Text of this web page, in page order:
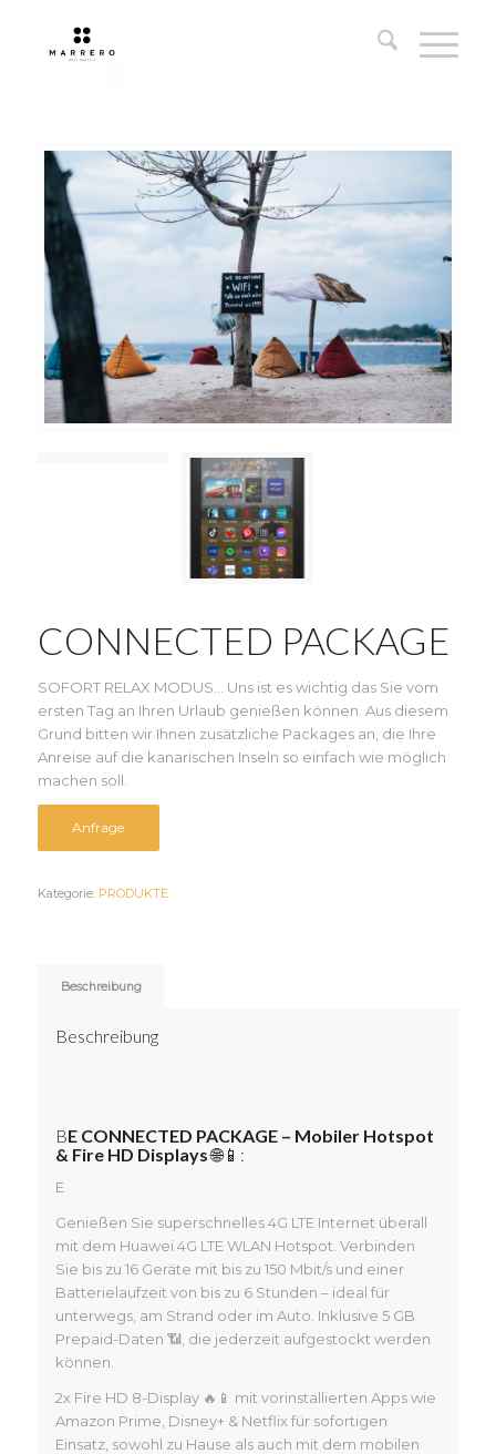
CONNECTED PACKAGE
SOFORT RELAX MODUS… Uns ist es wichtig das Sie vom
ersten Tag an Ihren Urlaub genießen können. Aus diesem
Grund bitten wir Ihnen zusätzliche Packages an, die Ihre
Anreise auf die kanarischen Inseln so einfach wie möglich
machen soll.
Anfrage
Kategorie: PRODUKTE
Beschreibung
Beschreibung
BE CONNECTED PACKAGE – Mobiler Hotspot
& Fire HD Displays🌐📱:
E
Genießen Sie superschnelles 4G LTE Internet überall
mit dem Huawei 4G LTE WLAN Hotspot. Verbinden
Sie bis zu 16 Geräte mit bis zu 150 Mbit/s und einer
Batterielaufzeit von bis zu 6 Stunden – ideal für
unterwegs, am Strand oder im Auto. Inklusive 5 GB
Prepaid-Daten 📶, die jederzeit aufgestockt werden
können.
2x Fire HD 8-Display 🔥📱 mit vorinstallierten Apps wie
Amazon Prime, Disney+ & Netflix für sofortigen
Einsatz, sowohl zu Hause als auch mit dem mobilen